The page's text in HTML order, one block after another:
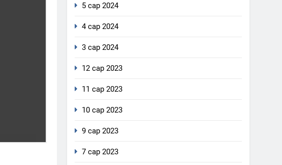
5 сар 2024
4 сар 2024
3 сар 2024
12 сар 2023
11 сар 2023
10 сар 2023
9 сар 2023
7 сар 2023